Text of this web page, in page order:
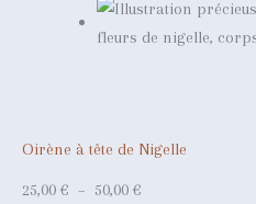
Oirène à tête de Nigelle
25,00 € – 50,00 €